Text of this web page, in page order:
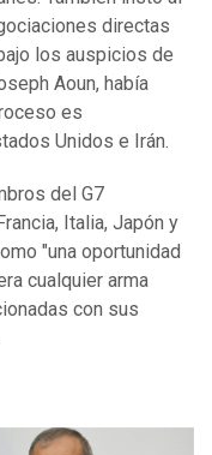
directas
los auspicios de
Aoun, había
es
Unidos e Irán.
del G7
Italia, Japón y
"una oportunidad
cualquier arma
con sus